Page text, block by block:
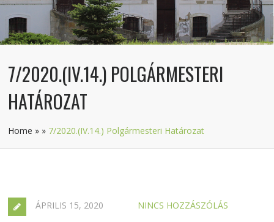
7/2020.(IV.14.) POLGÁRMESTERI
HATÁROZAT
Home » » 7/2020.(IV.14.) Polgármesteri Határozat
ÁPRILIS 15, 2020 NINCS HOZZÁSZÓLÁS